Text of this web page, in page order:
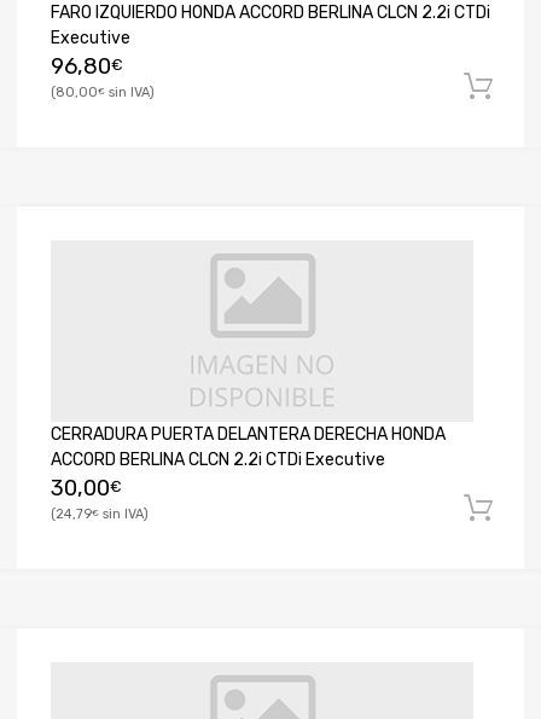
FARO IZQUIERDO HONDA ACCORD BERLINA CLCN 2.2i CTDi
Executive
96,80€
80,00€
CERRADURA PUERTA DELANTERA DERECHA HONDA
ACCORD BERLINA CLCN 2.2i CTDi Executive
30,00€
24,79€